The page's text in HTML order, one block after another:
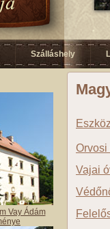
Szálláshely
Vay Ádám
Orvosi
Vajai